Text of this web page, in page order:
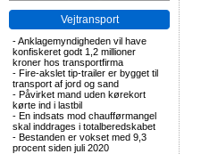
Vejtransport
-Anklagemyndigheden vil have
konfiskeret godt 1,2 millioner
kroner hos transportfirma
- Fire-akslet tip-trailer er bygget til
transport af jord og sand
- Påvirket mand uden kørekort
kørte ind i lastbil
- En indsats mod chaufførmangel
skal inddrages i totalberedskabet
- Bestanden er vokset med 9,3
procent siden juli 2020